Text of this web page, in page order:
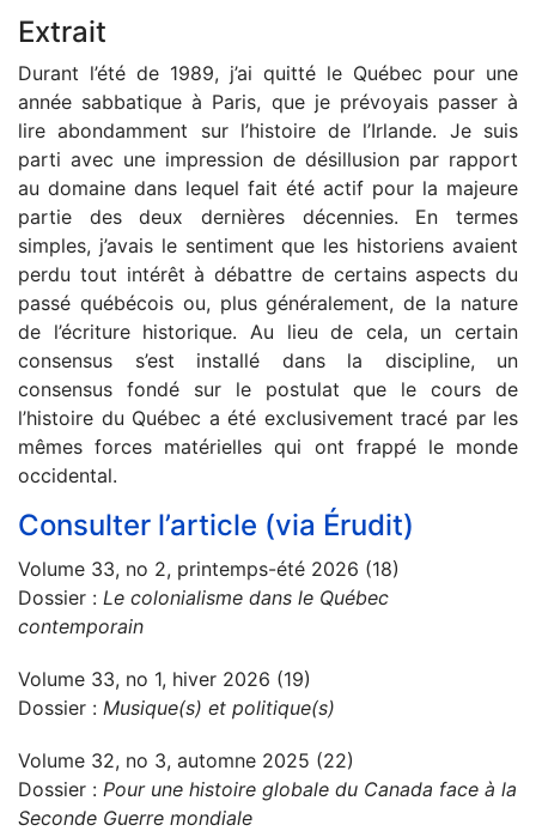
Extrait
Durant l’été de 1989, j’ai quitté le Québec pour une
année sabbatique à Paris, que je prévoyais passer à
lire abondamment sur l’histoire de l’Irlande. Je suis
parti avec une impression de désillusion par rapport
au domaine dans lequel fait été actif pour la majeure
partie des deux dernières décennies. En termes
simples, j’avais le sentiment que les historiens avaient
perdu tout intérêt à débattre de certains aspects du
passé québécois ou, plus généralement, de la nature
de l’écriture historique. Au lieu de cela, un certain
consensus s’est installé dans la discipline, un
consensus fondé sur le postulat que le cours de
l’histoire du Québec a été exclusivement tracé par les
mêmes forces matérielles qui ont frappé le monde
occidental.
Consulter l’article (via Érudit)
Volume 33, no 2, printemps-été 2026 (18)
Dossier : Le colonialisme dans le Québec
contemporain
Volume 33, no 1, hiver 2026 (19)
Dossier : Musique(s) et politique(s)
Volume 32, no 3, automne 2025 (22)
Dossier : Pour une histoire globale du Canada face à la
Seconde Guerre mondiale